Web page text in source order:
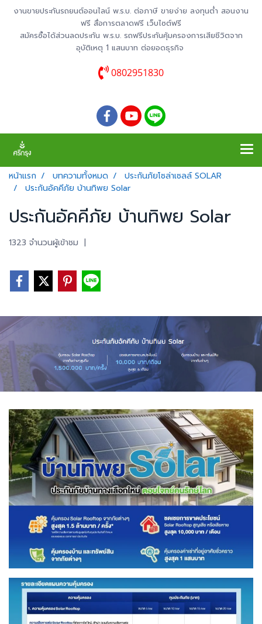
งานขายประกันรถยนต์ออนไลน์ พ.ร.บ. ต่อภาษี ขายง่าย ลงทุนต่ำ สอนงาน
ฟรี สื่อการตลาดฟรี เว็บไซต์ฟรี
สมัครซื้อได้ส่วนลดประกัน พ.ร.บ. รถฟรีประกันคุ้มครองการเสียชีวิตจาก
อุบัติเหตุ 1 แสนบาท ต่อยอดธุรกิจ
0802951830
หน้าแรก บทความทั้งหมด
ประกันภัยโซล่าเซลล์ SOLAR
ประกันอัคคีภัย บ้านทิพย Solar
ประกันอัคคีภัย บ้านทิพย Solar
1323 จำนวนผู้เข้าชม |